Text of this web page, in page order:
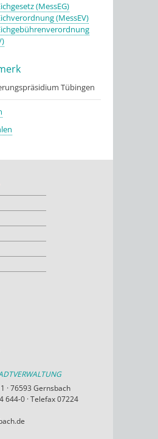
(MessEG)
(MessEV)
Tübingen
· 76593 Gernsbach
644-0 · Telefax 07224